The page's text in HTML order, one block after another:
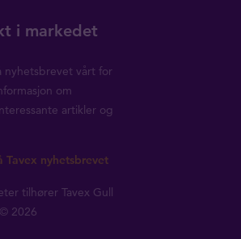
i markedet
nyhetsbrevet vårt for
om
artikler og
Tavex nyhetsbrevet
tilhører Tavex Gull
2026